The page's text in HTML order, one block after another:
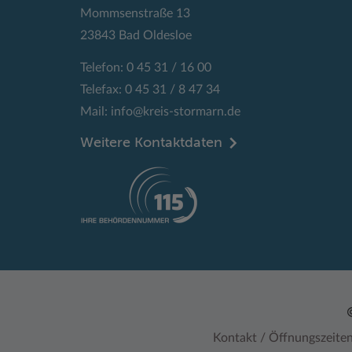
Mommsenstraße 13
23843 Bad Oldesloe
Telefon: 0 45 31 / 16 00
Telefax: 0 45 31 / 8 47 34
Mail: info@kreis-stormarn.de
Weitere Kontaktdaten
Kontakt /